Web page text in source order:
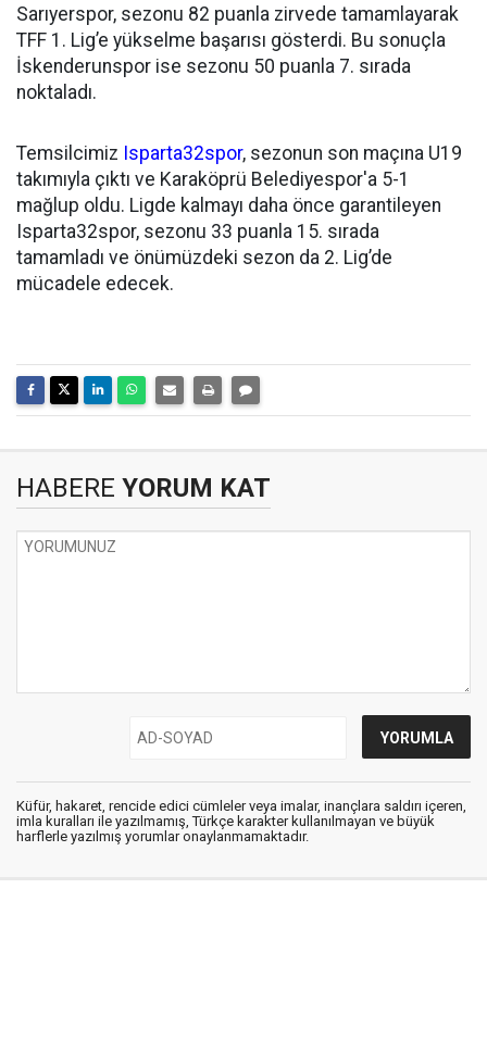
Sarıyerspor, sezonu 82 puanla zirvede tamamlayarak
TFF 1. Lig’e yükselme başarısı gösterdi. Bu sonuçla
İskenderunspor ise sezonu 50 puanla 7. sırada
noktaladı.
Temsilcimiz Isparta32spor, sezonun son maçına U19
takımıyla çıktı ve Karaköprü Belediyespor'a 5-1
mağlup oldu. Ligde kalmayı daha önce garantileyen
Isparta32spor, sezonu 33 puanla 15. sırada
tamamladı ve önümüzdeki sezon da 2. Lig’de
mücadele edecek.
HABERE YORUM KAT
Küfür, hakaret, rencide edici cümleler veya imalar, inançlara saldırı içeren,
imla kuralları ile yazılmamış, Türkçe karakter kullanılmayan ve büyük
harflerle yazılmış yorumlar onaylanmamaktadır.